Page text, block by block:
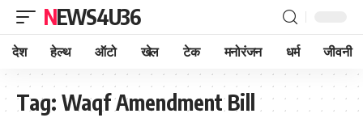
NEWS4U36
देश हेल्थ ऑटो खेल टेक मनोरंजन धर्म जीवनी
Tag: Waqf Amendment Bill